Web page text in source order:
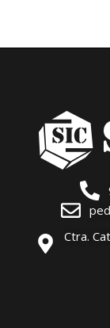
Ctra.